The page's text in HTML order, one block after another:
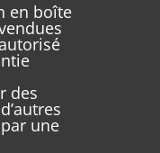
en boîte
des
une